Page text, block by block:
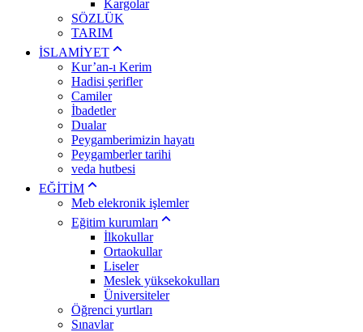
Kargolar
SÖZLÜK
TARIM
İSLAMİYET
Kur’an-ı Kerim
Hadisi şerifler
Camiler
İbadetler
Dualar
Peygamberimizin hayatı
Peygamberler tarihi
veda hutbesi
EĞİTİM
Meb elekronik işlemler
Eğitim kurumları
İlkokullar
Ortaokullar
Liseler
Meslek yüksekokulları
Üniversiteler
Öğrenci yurtları
Sınavlar